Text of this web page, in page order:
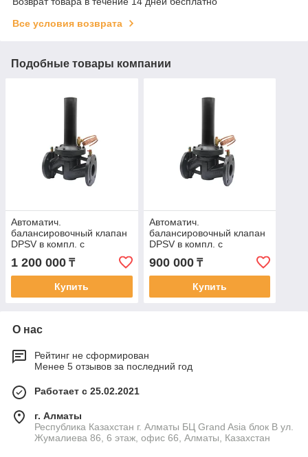
Все условия возврата
Подобные товары компании
Автоматич.
балансировочный клапан
DPSV в компл. с
фланцевый DN80 20-
80кПа
1 200 000 ₸
Купить
Автоматич.
балансировочный клапан
DPSV в компл. с
фланцевый DN65 20-
80кПа
900 000₸
Купить
О нас
Рейтинг не сформирован
Менее 5 отзывов за последний год
Работает с 25.02.2021
г. Алматы
Республика Казахстан г. Алматы БЦ Grand Asia блок B ул.
Жумалиева 86, 6 этаж, офис 66, Алматы, Казахстан